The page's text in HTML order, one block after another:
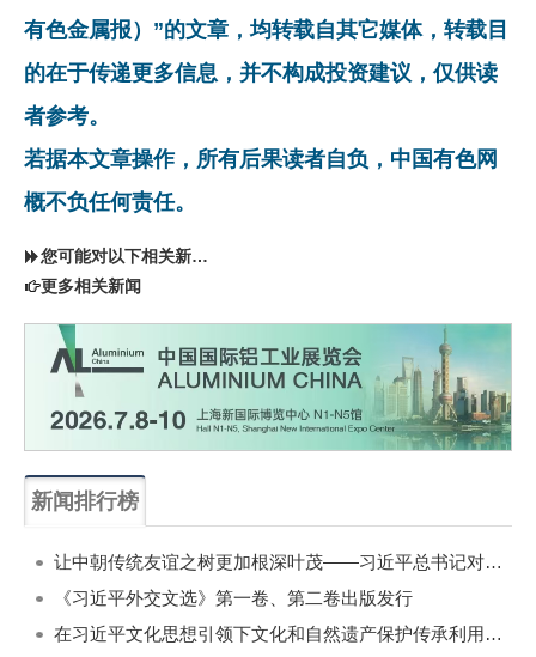
有色金属报）”的文章，均转载自其它媒体，转载目
的在于传递更多信息，并不构成投资建议，仅供读
者参考。
若据本文章操作，所有后果读者自负，中国有色网
概不负任何责任。
您可能对以下相关新闻同样感兴趣
更多相关新闻
新闻排行榜
让中朝传统友谊之树更加根深叶茂——习近平总书记对朝鲜进行国事访问纪实
《习近平外交文选》第一卷、第二卷出版发行
在习近平文化思想引领下文化和自然遗产保护传承利用工作开创新局面